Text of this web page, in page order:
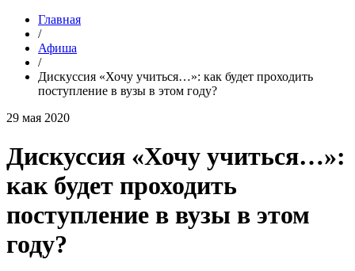
Главная
/
Афиша
/
Дискуссия «Хочу учиться…»: как будет проходить
поступление в вузы в этом году?
29 мая 2020
Дискуссия «Хочу учиться…»:
как будет проходить
поступление в вузы в этом
году?